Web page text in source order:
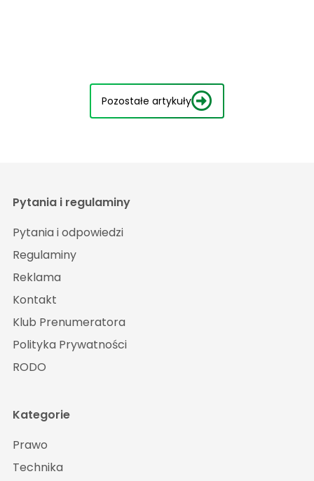
Pozostałe artykuły
Pytania i regulaminy
Pytania i odpowiedzi
Regulaminy
Reklama
Kontakt
Klub Prenumeratora
Polityka Prywatności
RODO
Kategorie
Prawo
Technika